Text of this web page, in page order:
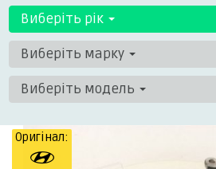
Виберіть рік
Виберіть марку
Виберіть модель
Оригінал: